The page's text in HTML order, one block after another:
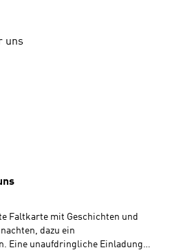
Faltkarte mit Geschichten und
dazu ein
Eine unaufdringliche Einladung